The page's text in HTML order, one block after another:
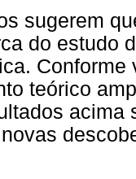
sugerem
do estudo
teórico
acima